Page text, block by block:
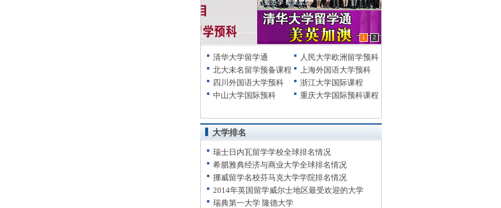
1 2
清华大学留学通
人民大学欧洲留学预科
北大未名留学预备课程
上海外国语大学预科
四川外国语大学预科
浙江大学国际课程
中山大学国际预科
重庆大学国际预科课程
大学排名
瑞士日内瓦留学学校全球排名情况
希腊雅典经济与商业大学全球排名情况
挪威留学名校芬马克大学学院排名情况
2014年英国留学威尔士地区最受欢迎的大学
瑞典第一大学 隆德大学